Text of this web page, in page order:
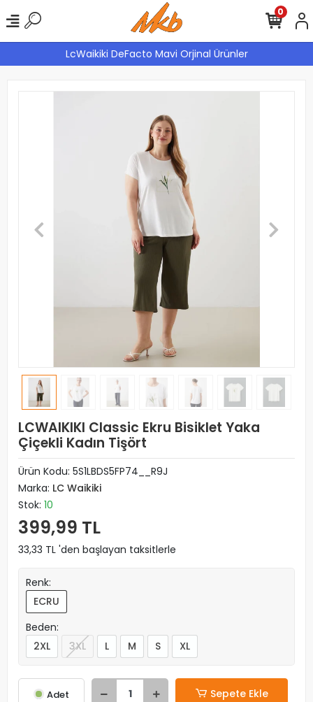
LcWaikiki DeFacto Mavi Orjinal Ürünler
0
LCWAIKIKI Classic Ekru Bisiklet Yaka
Çiçekli Kadın Tişört
Ürün Kodu: 5S1LBDS5FP74__R9J
Marka: LC Waikiki
Stok: 10
399,99 TL
33,33 TL 'den başlayan taksitlerle
Renk:
ECRU
Beden:
2XL
3XL L M S XL
Adet Sepete Ekle